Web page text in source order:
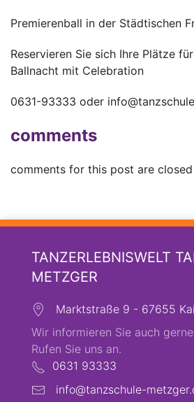
Premierenball in der Städtischen
Reservieren Sie sich Ihre Plätze
Ballnacht mit Celebration
0631-93333 oder
comments
comments for this post are closed
TANZERLEBNISWELT
METZGER
Marktstraße 9 - 67655
Wir informieren Sie auch
Rufen Sie uns an.
0631 93333
info@tanzschule-